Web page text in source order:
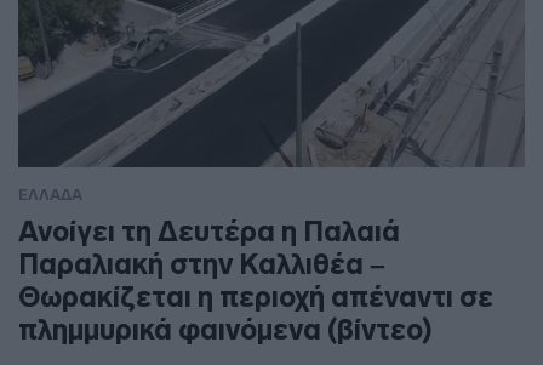
ΕΛΛΑΔΑ
Ανοίγει τη Δευτέρα η Παλαιά
Παραλιακή στην Καλλιθέα –
Θωρακίζεται η περιοχή απέναντι σε
πλημμυρικά φαινόμενα (βίντεο)